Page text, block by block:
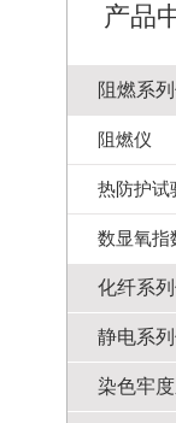
产品
阻燃系
阻燃仪
热防护试
数显氧指
化纤系
静电系
染色牢